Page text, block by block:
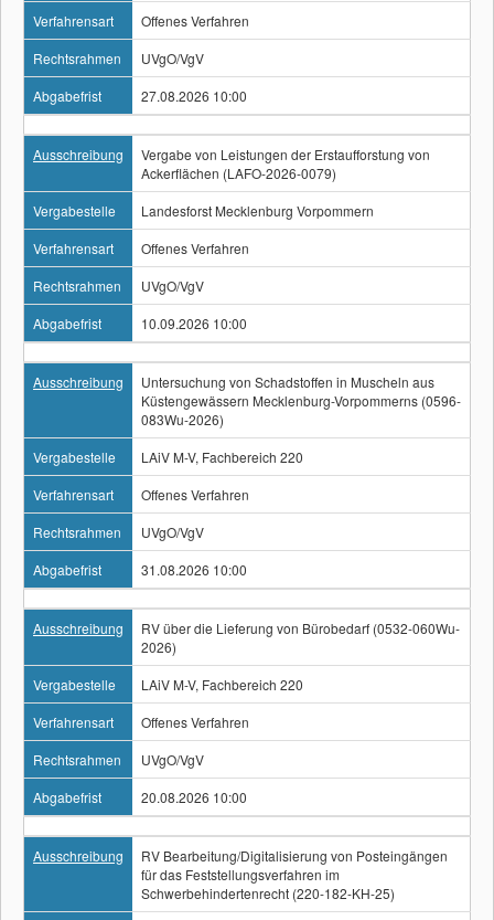
Verfahrensart
Offenes Verfahren
Rechtsrahmen
UVgO/VgV
Abgabefrist
27.08.2026 10:00
Ausschreibung
Vergabe von Leistungen der Erstaufforstung von
Ackerflächen (LAFO-2026-0079)
Vergabestelle
Landesforst Mecklenburg Vorpommern
Verfahrensart
Offenes Verfahren
Rechtsrahmen
UVgO/VgV
Abgabefrist
10.09.2026 10:00
Ausschreibung
Untersuchung von Schadstoffen in Muscheln aus
Küstengewässern Mecklenburg-Vorpommerns (0596-
083Wu-2026)
Vergabestelle
LAiV M-V, Fachbereich 220
Verfahrensart
Offenes Verfahren
Rechtsrahmen
UVgO/VgV
Abgabefrist
31.08.2026 10:00
Ausschreibung
RV über die Lieferung von Bürobedarf (0532-060Wu-
2026)
Vergabestelle
LAiV M-V, Fachbereich 220
Verfahrensart
Offenes Verfahren
Rechtsrahmen
UVgO/VgV
Abgabefrist
20.08.2026 10:00
Ausschreibung
RV Bearbeitung/Digitalisierung von Posteingängen
für das Feststellungsverfahren im
Schwerbehindertenrecht (220-182-KH-25)